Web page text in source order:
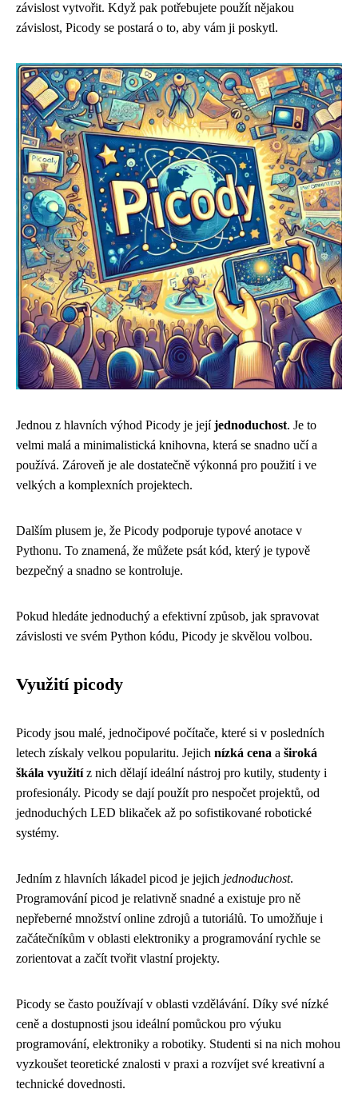
závislost vytvořit. Když pak potřebujete použít nějakou
závislost, Picody se postará o to, aby vám ji poskytl.
Jednou z hlavních výhod Picody je jejíjednoduchost. Je to
velmi malá a minimalistická knihovna, která se snadno učí a
používá. Zároveň je ale dostatečně výkonná pro použití i ve
velkých a komplexních projektech.
Dalším plusem je, že Picody podporuje typové anotace v
Pythonu. To znamená, že můžete psát kód, který je typově
bezpečný a snadno se kontroluje.
Pokud hledáte jednoduchý a efektivní způsob, jak spravovat
závislosti ve svém Python kódu, Picody je skvělou volbou.
Využití picody
Picody jsou malé, jednočipové počítače, které si v posledních
letech získaly velkou popularitu. Jejich nízká cena a široká
škála využitíz nich dělají ideální nástroj pro kutily, studenty i
profesionály. Picody se dají použít pro nespočet projektů, od
jednoduchých LED blikaček až po sofistikované robotické
systémy.
Jedním z hlavních lákadel picod je jejich jednoduchost.
Programování picod je relativně snadné a existuje pro ně
nepřeberné množství online zdrojů a tutoriálů. To umožňuje i
začátečníkům v oblasti elektroniky a programování rychle se
zorientovat a začít tvořit vlastní projekty.
Picody se často používají v oblasti vzdělávání. Díky své nízké
ceně a dostupnosti jsou ideální pomůckou pro výuku
programování, elektroniky a robotiky. Studenti si na nich mohou
vyzkoušet teoretické znalosti v praxi a rozvíjet své kreativní a
technické dovednosti.